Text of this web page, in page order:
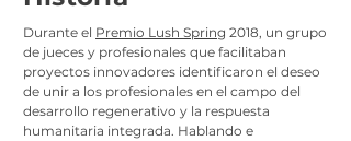
Durante el Premio Lush Spring 2018, un grupo
de jueces y profesionales que facilitaban
proyectos innovadores identificaron el deseo
de unir a los profesionales en el campo del
desarrollo regenerativo y la respuesta
humanitaria integrada. Hablando e